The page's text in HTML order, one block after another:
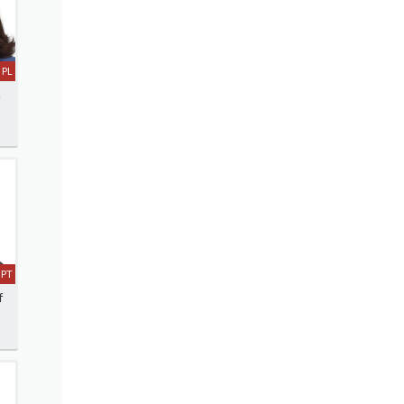
PL
PT